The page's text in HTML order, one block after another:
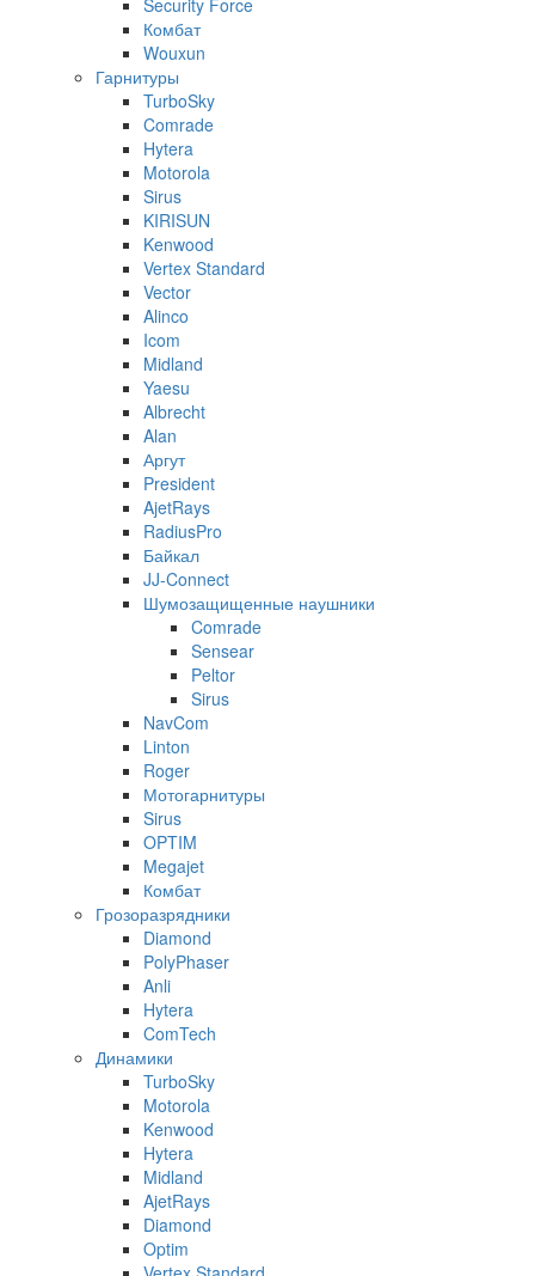
Комбат
Wouxun
Гарнитуры
TurboSky
Comrade
Hytera
Motorola
Sirus
KIRISUN
Kenwood
Vertex Standard
Vector
Alinco
Icom
Midland
Yaesu
Albrecht
Alan
Аргут
President
AjetRays
RadiusPro
Байкал
JJ-Connect
Шумозащищенные наушники
Comrade
Sensear
Peltor
Sirus
NavCom
Linton
Roger
Мотогарнитуры
Sirus
OPTIM
Megajet
Комбат
Грозоразрядники
Diamond
PolyPhaser
Anli
Hytera
ComTech
Динамики
TurboSky
Motorola
Kenwood
Hytera
Midland
AjetRays
Diamond
Optim